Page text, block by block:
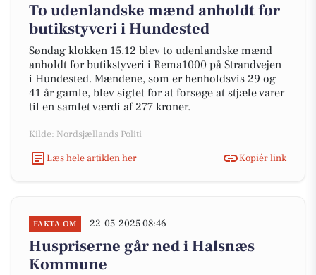
To udenlandske mænd anholdt for
butikstyveri i Hundested
Søndag klokken 15.12 blev to udenlandske mænd
anholdt for butikstyveri i Rema1000 på Strandvejen
i Hundested. Mændene, som er henholdsvis 29 og
41 år gamle, blev sigtet for at forsøge at stjæle varer
til en samlet værdi af 277 kroner.
Kilde: Nordsjællands Politi
Læs hele artiklen her
Kopiér link
FAKTA OM 22-05-2025 08:46
Huspriserne går ned i Halsnæs
Kommune